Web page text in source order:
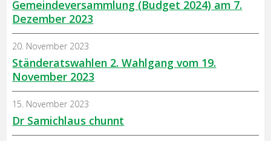
Gemeindeversammlung (Budget 2024) am 7.
Dezember 2023
Ständeratswahlen 2. Wahlgang vom 19.
November 2023
20. November 2023
Dr Samichlaus chunnt
15. November 2023